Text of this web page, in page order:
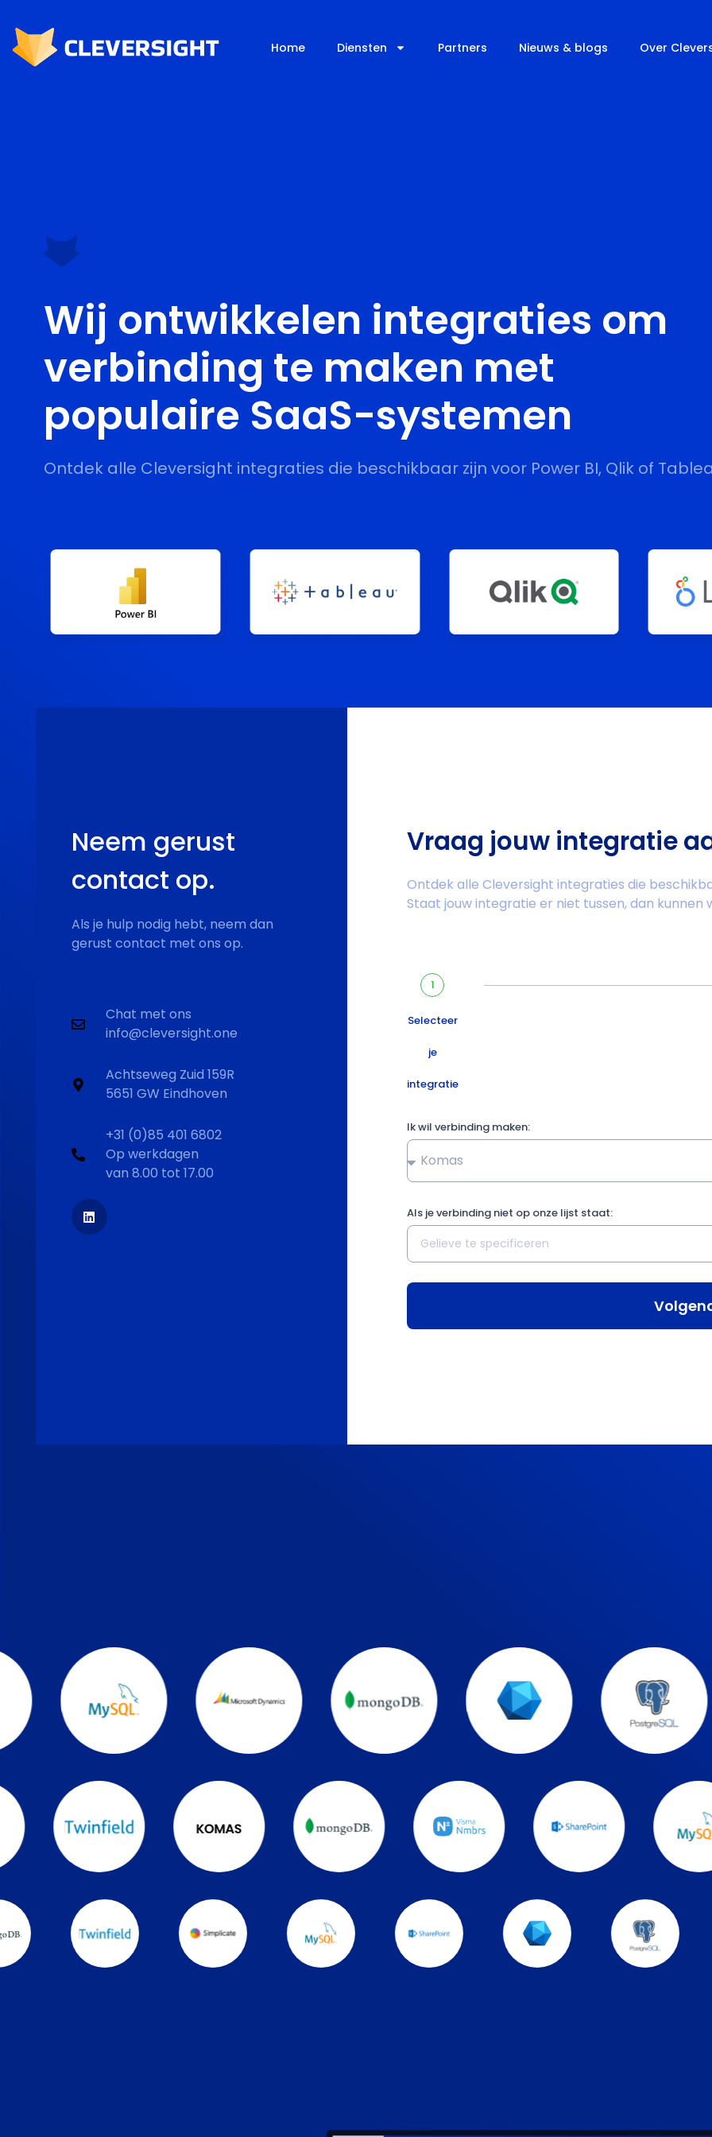
Home Diensten Partners Nieuws & blogs Over
Wij ontwikkelen integraties om
verbinding te maken met
populaire SaaS-systemen
Ontdek alle Cleversight integraties die beschikbaar zijn voor Power BI, Qlik of
Neem gerust
contact op.
Als je hulp nodig hebt, neem dan
gerust contact met ons op.
Chat met ons
info@cleversight.one
Achtseweg Zuid 159R
5651 GW Eindhoven
+31 (0)85 401 6802
Op werkdagen
van 8.00 tot 17.00
Vraag jouw integratie
Ontdek alle Cleversight integraties die
Staat jouw integratie er niet tussen, dan kunnen
1
Selecteer
je
integratie
Ik wil verbinding maken:
Als je verbinding niet op onze lijst staat: